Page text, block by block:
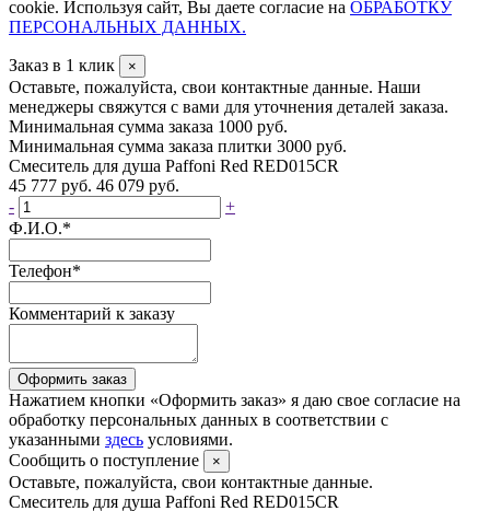
cookie. Используя сайт, Вы даете согласие на ОБРАБОТКУ
ПЕРСОНАЛЬНЫХ ДАННЫХ.
Заказ в 1 клик ×
Оставьте, пожалуйста, свои контактные данные. Наши
менеджеры свяжутся с вами для уточнения деталей заказа.
Минимальная сумма заказа 1000 руб.
Минимальная сумма заказа плитки 3000 руб.
Смеситель для душа Paffoni Red RED015CR
45 777 руб. 46 079 руб.
-
+
Ф.И.О.*
Телефон*
Комментарий к заказу
Оформить заказ
Нажатием кнопки «Оформить заказ» я даю свое согласие на
обработку персональных данных в соответствии с
указанными здесь условиями.
Сообщить о поступление
×
Оставьте, пожалуйста, свои контактные данные.
Смеситель для душа Paffoni Red RED015CR